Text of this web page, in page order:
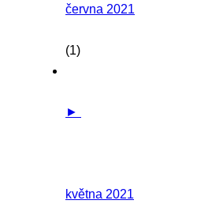
června 2021
(1)
►
května 2021